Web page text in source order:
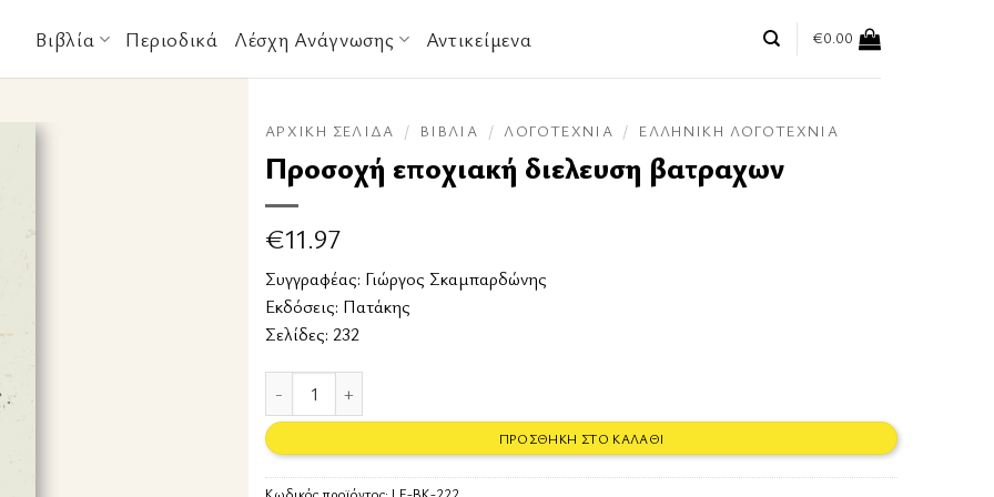
Βιβλία Περιοδικά Λέσχη Ανάγνωσης Αντικείμενα €0.00
ΑΡΧΙΚΉ ΣΕΛΊΔΑ / ΒΙΒΛΊΑ / ΛΟΓΟΤΕΧΝΊΑ / ΕΛΛΗΝΙΚΉ ΛΟΓΟΤΕΧΝΊΑ
Προσοχή εποχιακή διελευση βατραχων
€11.97
Συγγραφέας: Γιώργος Σκαμπαρδώνης
Εκδόσεις: Πατάκης
Σελίδες: 232
ΠΡΟΣΘΉΚΗ ΣΤΟ ΚΑΛΆΘΙ